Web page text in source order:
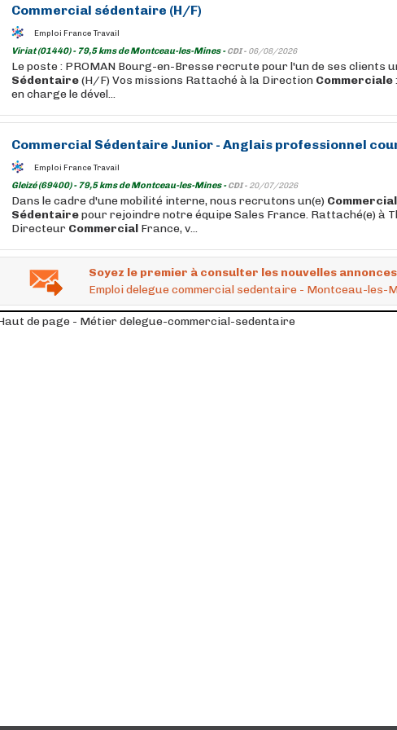
Commercial sédentaire (H/F)
Emploi France Travail
Viriat (01440) - 79,5 kms de Montceau-les-Mines -CDI - 06/08/2026
Le poste : PROMAN Bourg-en-Bresse recrute pour l'un de ses clients
Sédentaire(H/F) Vos missions Rattaché à la Direction Commerciale
en charge le dével...
Commercial Sédentaire Junior - Anglais professionnel
Emploi France Travail
Gleizé (69400) - 79,5 kms de Montceau-les-Mines -CDI - 20/07/2026
Dans le cadre d'une mobilité interne, nous recrutons un(e) Commercial
Sédentairepour rejoindre notre équipe Sales France. Rattaché(e) à
Directeur Commercial France, v...
Soyez le premier à consulter les nouvelles
Emploi delegue commercial sedentaire - Montceau-les-
de page - Métier delegue-commercial-sedentaire